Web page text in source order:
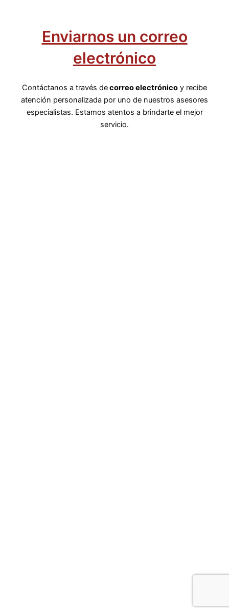
Enviarnos un correo
electrónico
Contáctanos a través decorreo electrónico y recibe
atención personalizada por uno de nuestros asesores
especialistas. Estamos atentos a brindarte el mejor
servicio.